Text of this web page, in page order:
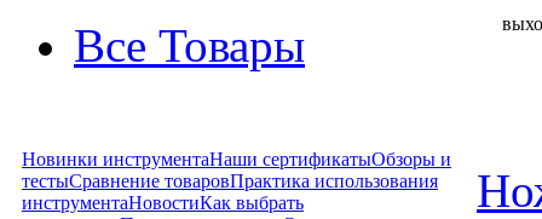
Все Товары
Новинки инструментаНаши сертификатыОбзоры и
тестыСравнение товаровПрактика использования
инструментаНовостиКак выбрать